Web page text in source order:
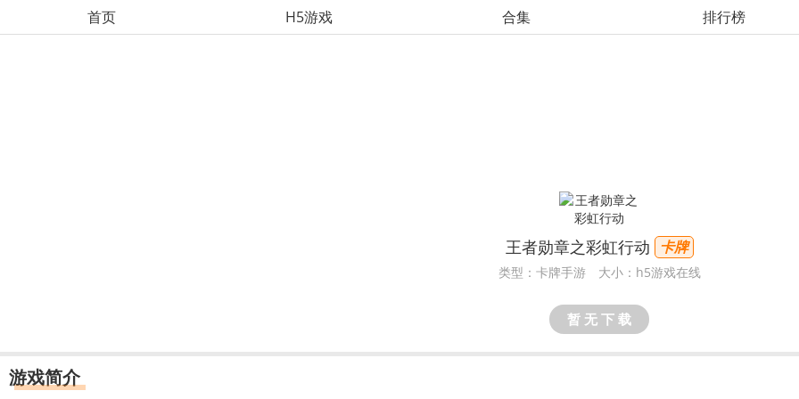
首页 H5游戏 合集 排行榜
王者勋章之彩虹行动 卡牌
类型：卡牌手游 大小：h5游戏在线
暂 无 下 载
游戏简介